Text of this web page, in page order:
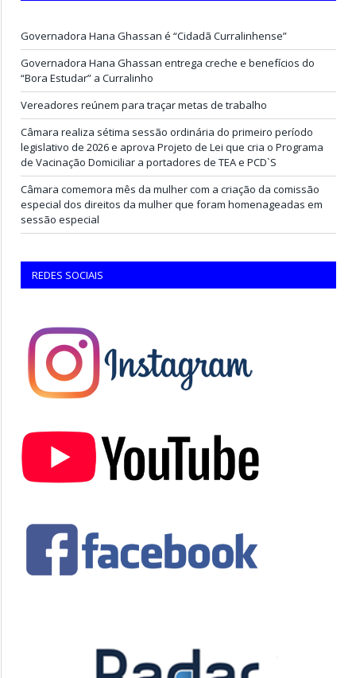
Governadora Hana Ghassan é “Cidadã Curralinhense”
Governadora Hana Ghassan entrega creche e benefícios do
“Bora Estudar” a Curralinho
Vereadores reúnem para traçar metas de trabalho
Câmara realiza sétima sessão ordinária do primeiro período
legislativo de 2026 e aprova Projeto de Lei que cria o Programa
de Vacinação Domiciliar a portadores de TEA e PCD`S
Câmara comemora mês da mulher com a criação da comissão
especial dos direitos da mulher que foram homenageadas em
sessão especial
REDES SOCIAIS